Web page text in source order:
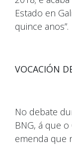
Estado en
quince anos”.
VOCACIÓN
No debate
BNG, á que
emenda que